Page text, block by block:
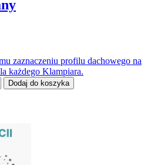
zaznaczeniu profilu dachowego na
każdego Klampiara.
Dodaj do koszyka